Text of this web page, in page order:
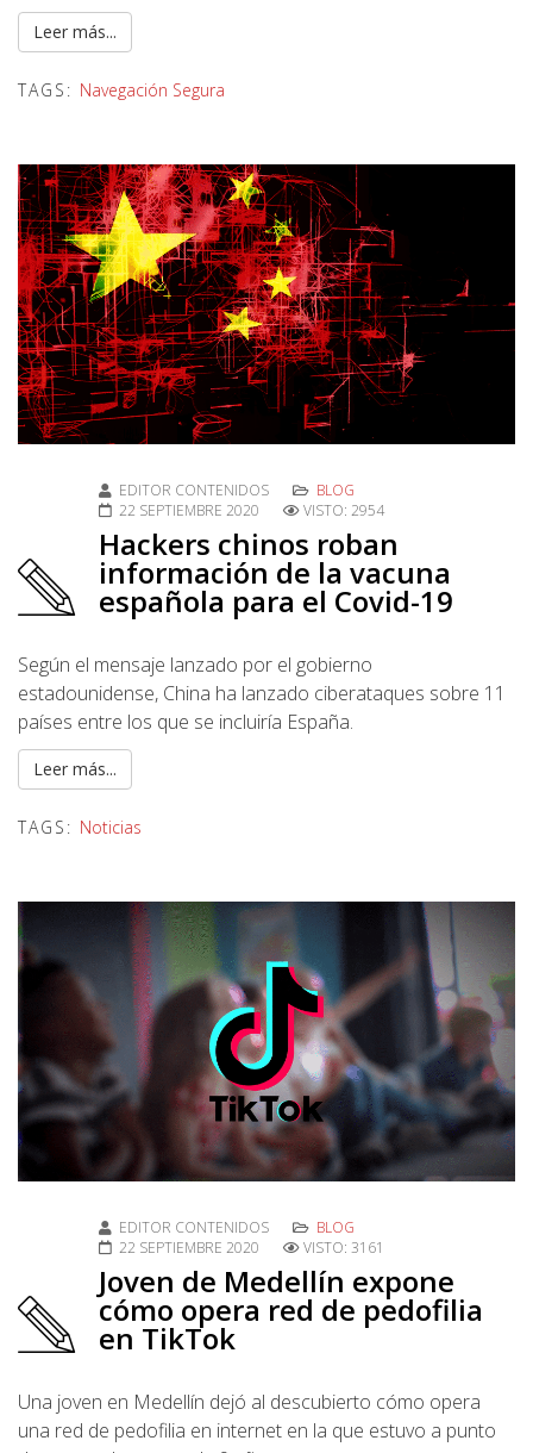
Leer más...
TAGS: Navegación Segura
EDITOR CONTENIDOS
BLOG
22 SEPTIEMBRE 2020
VISTO: 2954
Hackers chinos roban
información de la vacuna
española para el Covid-19
Según el mensaje lanzado por el gobierno
estadounidense, China ha lanzado ciberataques sobre 11
países entre los que se incluiría España.
Leer más...
TAGS: Noticias
EDITOR CONTENIDOS
BLOG
22 SEPTIEMBRE 2020
VISTO: 3161
Joven de Medellín expone
cómo opera red de pedofilia
en TikTok
Una joven en Medellín dejó al descubierto cómo opera
una red de pedofilia en internet en la que estuvo a punto